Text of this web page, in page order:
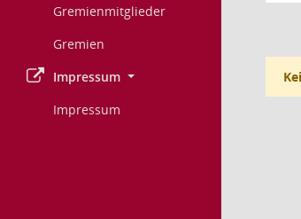
Gremienmitglieder
Gremien
Impressum
Impressum